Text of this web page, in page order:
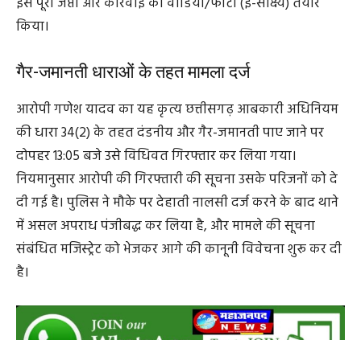
नए कानून के तहत पारदर्शिता और पुख्ता कानूनी कार्रवाई सुनिश्चित
करने के लिए प्रधान आरक्षक रोहित दीवान ने स्वयं के मोबाइल से
इस पूरी जप्ती और कार्रवाई का वीडियो/फोटो (ई-साक्ष्य) तैयार
किया।
गैर-जमानती धाराओं के तहत मामला दर्ज
आरोपी गणेश यादव का यह कृत्य छत्तीसगढ़ आबकारी अधिनियम
की धारा 34(2) के तहत दंडनीय और गैर-जमानती पाए जाने पर
दोपहर 13:05 बजे उसे विधिवत गिरफ्तार कर लिया गया।
नियमानुसार आरोपी की गिरफ्तारी की सूचना उसके परिजनों को दे
दी गई है। पुलिस ने मौके पर देहाती नालसी दर्ज करने के बाद थाने
में असल अपराध पंजीबद्ध कर लिया है, और मामले की सूचना
संबंधित मजिस्ट्रेट को भेजकर आगे की कानूनी विवेचना शुरू कर दी
है।